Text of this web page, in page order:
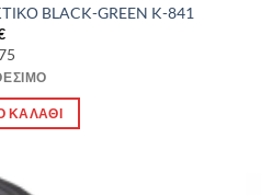
BLACK-GREEN K-841
ΚΑΛΆΘΙ